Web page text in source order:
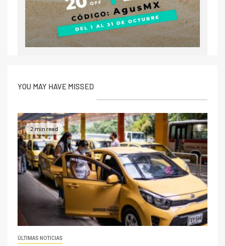
YOU MAY HAVE MISSED
2 min read
ÚLTIMAS NOTICIAS